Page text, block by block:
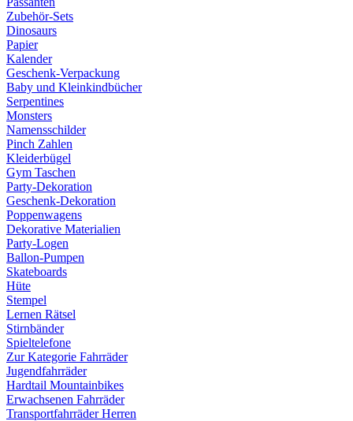
Zubehör-Sets
Dinosaurs
Papier
Kalender
Geschenk-Verpackung
Baby und Kleinkindbücher
Serpentines
Monsters
Namensschilder
Pinch Zahlen
Kleiderbügel
Gym Taschen
Party-Dekoration
Geschenk-Dekoration
Poppenwagens
Dekorative Materialien
Party-Logen
Ballon-Pumpen
Skateboards
Hüte
Stempel
Lernen Rätsel
Stirnbänder
Spieltelefone
Zur Kategorie Fahrräder
Jugendfahrräder
Hardtail Mountainbikes
Erwachsenen Fahrräder
Transportfahrräder Herren